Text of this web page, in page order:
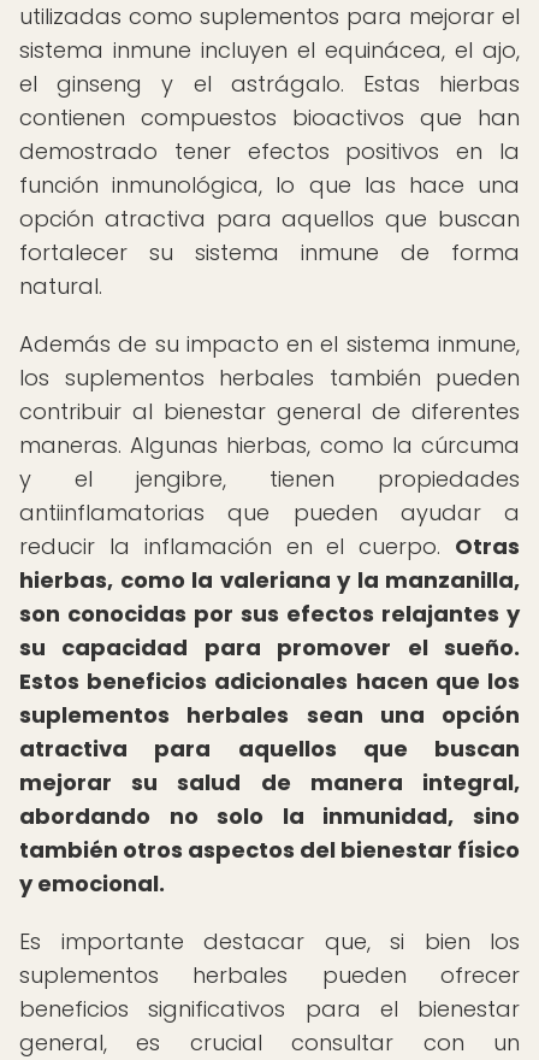
utilizadas como suplementos para mejorar el
sistema inmune incluyen el equinácea, el ajo,
el ginseng y el astrágalo. Estas hierbas
contienen compuestos bioactivos que han
demostrado tener efectos positivos en la
función inmunológica, lo que las hace una
opción atractiva para aquellos que buscan
fortalecer su sistema inmune de forma
natural.
Además de su impacto en el sistema inmune,
los suplementos herbales también pueden
contribuir al bienestar general de diferentes
maneras. Algunas hierbas, como la cúrcuma
y el jengibre, tienen propiedades
antiinflamatorias que pueden ayudar a
reducir la inflamación en el cuerpo. Otras
hierbas, como la valeriana y la manzanilla,
son conocidas por sus efectos relajantes y
su capacidad para promover el sueño.
Estos beneficios adicionales hacen que los
suplementos herbales sean una opción
atractiva para aquellos que buscan
mejorar su salud de manera integral,
abordando no solo la inmunidad, sino
también otros aspectos del bienestar físico
y emocional.
Es importante destacar que, si bien los
suplementos herbales pueden ofrecer
beneficios significativos para el bienestar
general, es crucial consultar con un